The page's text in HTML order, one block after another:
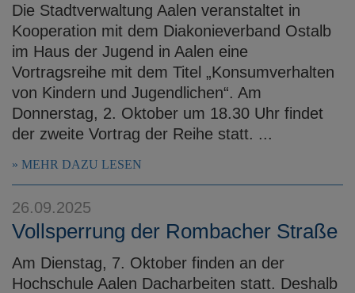
Die Stadtverwaltung Aalen veranstaltet in
Kooperation mit dem Diakonieverband Ostalb
im Haus der Jugend in Aalen eine
Vortragsreihe mit dem Titel „Konsumverhalten
von Kindern und Jugendlichen“. Am
Donnerstag, 2. Oktober um 18.30 Uhr findet
der zweite Vortrag der Reihe statt. ...
MEHR DAZU LESEN
26.09.2025
Vollsperrung der Rombacher Straße
Am Dienstag, 7. Oktober finden an der
Hochschule Aalen Dacharbeiten statt. Deshalb